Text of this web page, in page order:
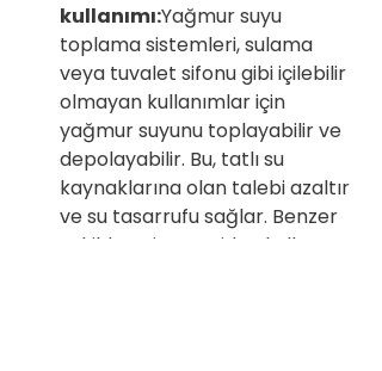
kullanımı:Yağmur suyu
toplama sistemleri, sulama
veya tuvalet sifonu gibi içilebilir
olmayan kullanımlar için
yağmur suyunu toplayabilir ve
depolayabilir. Bu, tatlı su
kaynaklarına olan talebi azaltır
ve su tasarrufu sağlar. Benzer
şekilde, gri su yeniden kullanım